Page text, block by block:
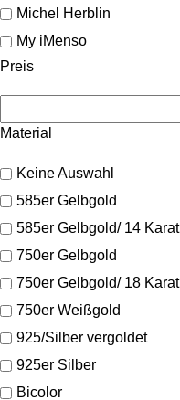
Michel Herblin
My iMenso
Preis
Material
Keine Auswahl
585er Gelbgold
585er Gelbgold/ 14 Karat
750er Gelbgold
750er Gelbgold/ 18 Karat
750er Weißgold
925/Silber vergoldet
925er Silber
Bicolor